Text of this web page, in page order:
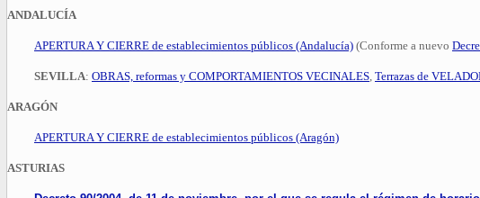
ANDALUCÍA
APERTURA Y CIERRE de establecimientos públicos (Andalucía) (Conforme a nuevo
SEVILLA: OBRAS, reformas y COMPORTAMIENTOS VECINALES Terrazas de
ARAGÓN
APERTURA Y CIERRE de establecimientos públicos (Aragón)
ASTURIAS